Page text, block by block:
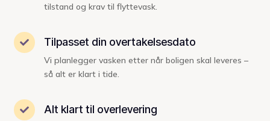
tilstand og krav til flyttevask.
 Tilpasset din overtakelsesdato
Vi planlegger vasken etter når boligen skal leveres –
så alt er klart i tide.
 Alt klart til overlevering